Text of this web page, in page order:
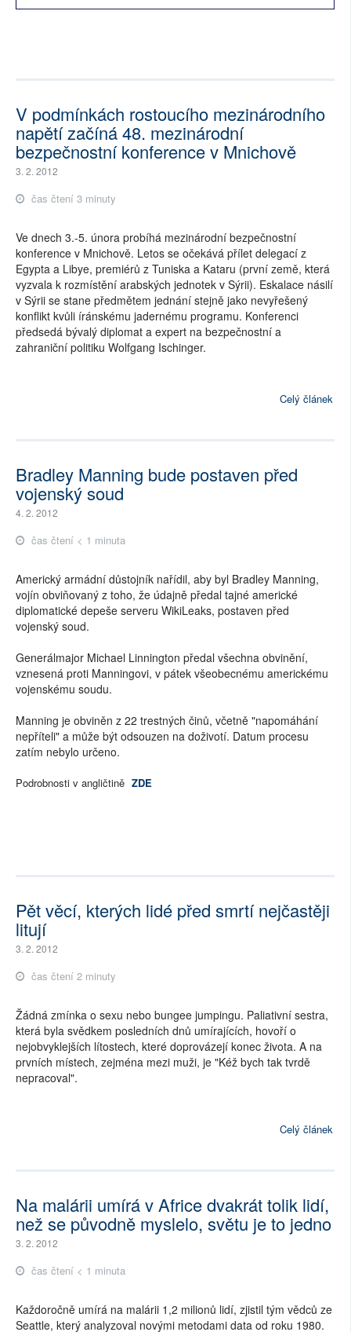
V podmínkách rostoucího mezinárodního
napětí začíná 48. mezinárodní
bezpečnostní konference v Mnichově
3. 2. 2012
čas čtení 3 minuty
Ve dnech 3.-5. února probíhá mezinárodní bezpečnostní
konference v Mnichově. Letos se očekává přílet delegací z
Egypta a Libye, premiérů z Tuniska a Kataru (první země, která
vyzvala k rozmístění arabských jednotek v Sýrii). Eskalace násilí
v Sýrii se stane předmětem jednání stejně jako nevyřešený
konflikt kvůli íránskému jadernému programu. Konferenci
předsedá bývalý diplomat a expert na bezpečnostní a
zahraniční politiku Wolfgang Ischinger.
Celý článek
Bradley Manning bude postaven před
vojenský soud
4. 2. 2012
čas čtení < 1 minuta
Americký armádní důstojník nařídil, aby byl Bradley Manning,
vojín obviňovaný z toho, že údajně předal tajné americké
diplomatické depeše serveru WikiLeaks, postaven před
vojenský soud.
Generálmajor Michael Linnington předal všechna obvinění,
vznesená proti Manningovi, v pátek všeobecnému americkému
vojenskému soudu.
Manning je obviněn z 22 trestných činů, včetně "napomáhání
nepříteli" a může být odsouzen na doživotí. Datum procesu
zatím nebylo určeno.
Podrobnosti v angličtině ZDE
Pět věcí, kterých lidé před smrtí nejčastěji
litují
3. 2. 2012
čas čtení 2 minuty
Žádná zmínka o sexu nebo bungee jumpingu. Paliativní sestra,
která byla svědkem posledních dnů umírajících, hovoří o
nejobvyklejších lítostech, které doprovázejí konec života. A na
prvních místech, zejména mezi muži, je "Kéž bych tak tvrdě
nepracoval".
Celý článek
Na malárii umírá v Africe dvakrát tolik lidí,
než se původně myslelo, světu je to jedno
3. 2. 2012
čas čtení < 1 minuta
Každoročně umírá na malárii 1,2 milionů lidí, zjistil tým vědců ze
Seattle, který analyzoval novými metodami data od roku 1980.